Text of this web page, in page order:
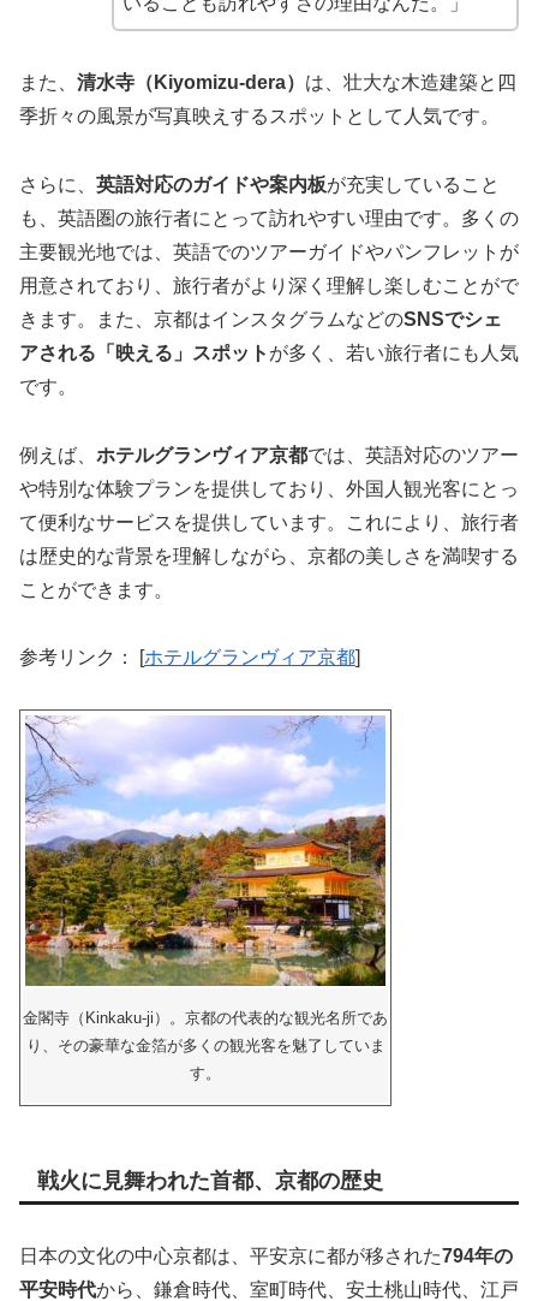
また、 清水寺（Kiyomizu-dera） は、壮大な木造建築と四
季折々の風景が写真映えするスポットとして人気です。
さらに、 英語対応のガイドや案内板が充実していること
も、英語圏の旅行者にとって訪れやすい理由です。多くの
主要観光地では、英語でのツアーガイドやパンフレットが
用意されており、旅行者がより深く理解し楽しむことがで
きます。また、京都はインスタグラムなどのSNSでシェ
アされる「映える」スポット が多く、若い旅行者にも人気
です​。
例えば、 ホテルグランヴィア京都では、英語対応のツアー
や特別な体験プランを提供しており、外国人観光客にとっ
て便利なサービスを提供しています​​。これにより、旅行者
は歴史的な背景を理解しながら、京都の美しさを満喫する
ことができます。
参考リンク： [ ホテルグランヴィア京都
金閣寺（Kinkaku-ji）。京都の代表的な観光名所であ
り、その豪華な金箔が多くの観光客を魅了していま
す。
戦火に見舞われた首都、京都の歴史
日本の文化の中心京都は、平安京に都が移された794年の
平安時代から、鎌倉時代、室町時代、安土桃山時代、江戸